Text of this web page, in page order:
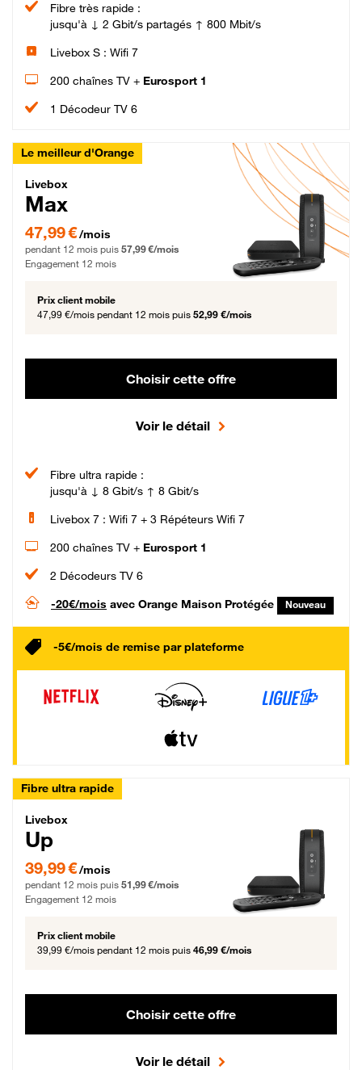
Fibre très rapide :
jusqu'à ↓ 2 Gbit/s partagés ↑ 800 Mbit/s
Livebox S : Wifi 7
200 chaînes TV + Eurosport 1
1 Décodeur TV 6
Le meilleur d'Orange
Livebox Max Fibre
Livebox
Max
47,99 € par mois pendant 12 mois puis 57,99 € par mois, Engagement 12 mois
47,99 €/mois
pendant 12 mois puis 57,99 €/mois
Engagement 12 mois
Prix client mobile
47,99 €/mois pendant 12 mois puis 52,99 €/mois
Choisir cette offre
Voir le détail
Fibre ultra rapide :
jusqu'à ↓ 8 Gbit/s ↑ 8 Gbit/s
Livebox 7 : Wifi 7 + 3 Répéteurs Wifi 7
200 chaînes TV + Eurosport 1
2 Décodeurs TV 6
-20€/mois avec Orange Maison Protégée Nouveau
-5€/mois de remise par plateforme
Fibre ultra rapide
Livebox Up Fibre
Livebox
Up
39,99 € par mois pendant 12 mois puis 51,99 € par mois, Engagement 12 mois
39,99 €/mois
pendant 12 mois puis 51,99 €/mois
Engagement 12 mois
Prix client mobile
39,99 €/mois pendant 12 mois puis 46,99 €/mois
Choisir cette offre
Voir le détail